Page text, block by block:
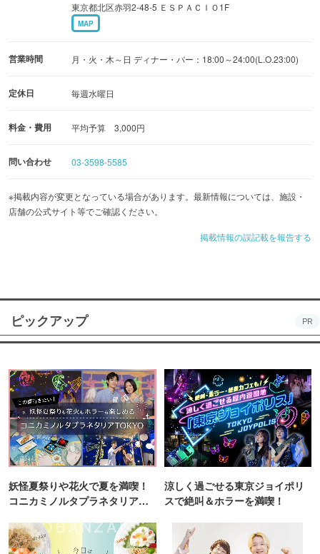
東京都北区赤羽2-48-5 ＥＳＰＡＣＩＯ1F
MAP
営業時間 月・火・木～日 ディナー・バー：18:00～24:00(L.O.23:00)
定休日 毎週水曜日
料金・費用 平均予算 3,000円
問い合わせ 03-3598-5585
※掲載内容が変更となっている場合があります。最新情報については、施設・
店舗の公式サイト等でご確認ください。
掲載情報の誤記載を報告する
ピックアップ PR
妖怪夏祭りや花火で夏を満喫！
コニカミノルタプラネタリア
涼しく過ごせる東京ジョイポリ
スで絶叫＆ホラーを満喫！